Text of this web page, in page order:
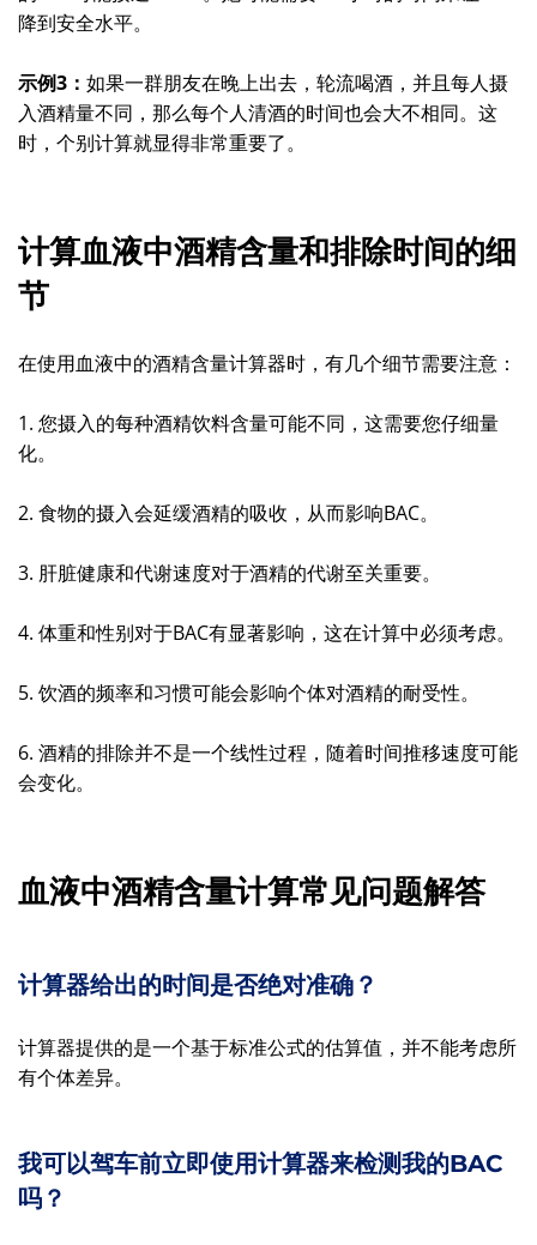
降到安全水平。
示例3： 如果一群朋友在晚上出去，轮流喝酒，并且每人摄
入酒精量不同，那么每个人清酒的时间也会大不相同。这
时，个别计算就显得非常重要了。
计算血液中酒精含量和排除时间的细
节
在使用血液中的酒精含量计算器时，有几个细节需要注意：
1. 您摄入的每种酒精饮料含量可能不同，这需要您仔细量
化。
2. 食物的摄入会延缓酒精的吸收，从而影响BAC。
3. 肝脏健康和代谢速度对于酒精的代谢至关重要。
4. 体重和性别对于BAC有显著影响，这在计算中必须考虑。
5. 饮酒的频率和习惯可能会影响个体对酒精的耐受性。
6. 酒精的排除并不是一个线性过程，随着时间推移速度可能
会变化。
血液中酒精含量计算常见问题解答
计算器给出的时间是否绝对准确？
计算器提供的是一个基于标准公式的估算值，并不能考虑所
有个体差异。
我可以驾车前立即使用计算器来检测我的BAC
吗？